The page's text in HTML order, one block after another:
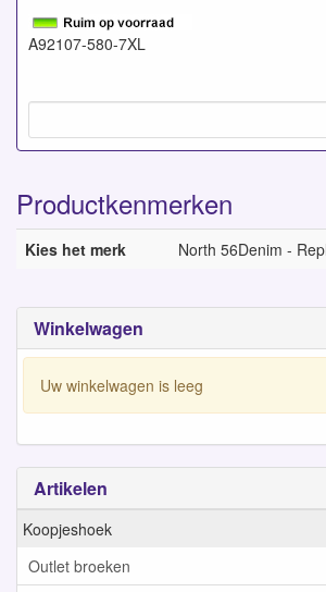
Winkelwagen
Uw winkelwagen is leeg
Artikelen
Koopjeshoek
Outlet broeken
A92107-580-7XL
Productkenmerken
Kies het merk North 56Denim -